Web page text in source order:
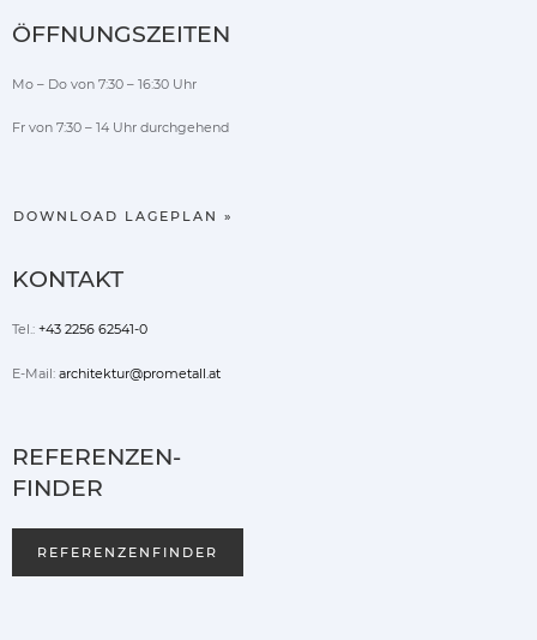
ÖFFNUNGSZEITEN
Mo – Do von 7:30 – 16:30 Uhr
Fr von 7:30 – 14 Uhr durchgehend
DOWNLOAD LAGEPLAN »
KONTAKT
Tel.: +43 2256 62541-0
E-Mail: architektur@prometall.at
REFERENZEN-
FINDER
REFERENZENFINDER